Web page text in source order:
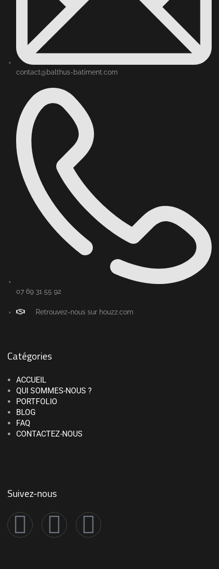
contact@balthus-batiment.com
07 69 31 55 92
Retrouvez-nous sur houzz.com
Catégories
ACCUEIL
QUI SOMMES-NOUS ?
PORTFOLIO
BLOG
FAQ
CONTACTEZ-NOUS
Suivez-nous